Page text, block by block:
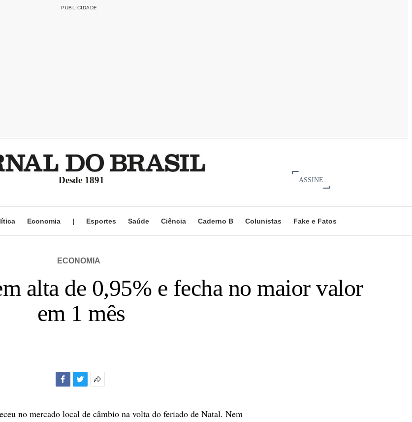
Desde 1891 ASSINE
Economia | Esportes Saúde Ciência Caderno B Colunistas Fake e Fatos
ECONOMIA
alta de 0,95% e fecha no maior valor
em 1 mês
compartilhamento
no mercado local de câmbio na volta do feriado de Natal. Nem